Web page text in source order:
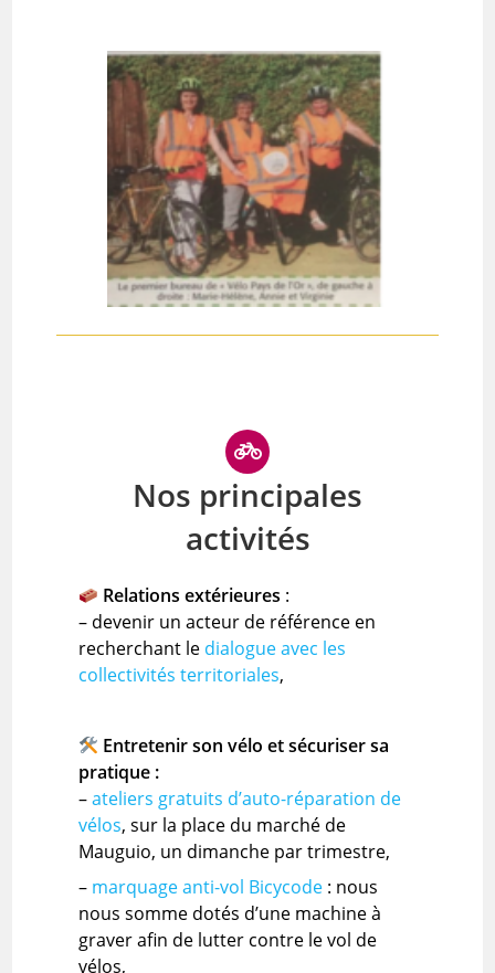
Nos principales
activités
Relations extérieures :
– devenir un acteur de référence en
recherchant le dialogue avec les
collectivités territoriales,
Entretenir son vélo et sécuriser sa
pratique :
–ateliers gratuits d’auto-réparation de
vélos, sur la place du marché de
Mauguio, un dimanche par trimestre,
– marquage anti-vol Bicycode : nous
nous somme dotés d’une machine à
graver afin de lutter contre le vol de
vélos,